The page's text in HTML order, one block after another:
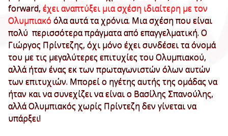
forward, έχει αναπτύξει μια σχέση ιδιαίτερη με τον
Ολυμπιακό όλα αυτά τα χρόνια. Μια σχέση που είναι
πολύ περισσότερα πράγματα από επαγγελματική. Ο
Γιώργος Πρίντεζης, όχι μόνο έχει συνδέσει τα όνομά
του με τις μεγαλύτερες επιτυχίες του Ολυμπιακού,
αλλά ήταν ένας εκ των πρωταγωνιστών όλων αυτών
των επιτυχιών. Μπορεί ο ηγέτης αυτής της ομάδας να
ήταν και να συνεχίζει να είναι ο Βασίλης Σπανούλης,
αλλά Ολυμπιακός χωρίς Πρίντεζη δεν γίνεται να
υπάρξει!